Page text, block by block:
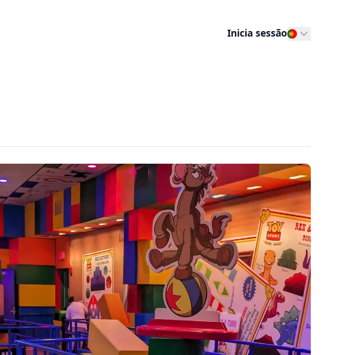
Inicia sessão